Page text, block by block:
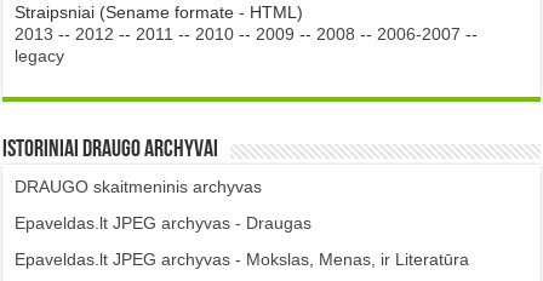
Straipsniai (Sename formate - HTML)
2013 -- 2012 -- 2011 -- 2010 -- 2009 -- 2008 -- 2006-2007 --
legacy
Istoriniai DRAUGO Archyvai
DRAUGO skaitmeninis archyvas
Epaveldas.lt JPEG archyvas - Draugas
Epaveldas.lt JPEG archyvas - Mokslas, Menas, ir Literatūra